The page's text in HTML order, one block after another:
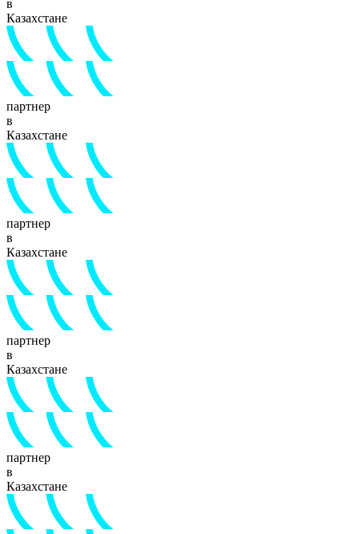
в
Казахстане
партнер
в
Казахстане
партнер
в
Казахстане
партнер
в
Казахстане
партнер
в
Казахстане